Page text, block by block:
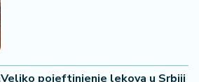
Veliko pojeftinjenje lekova u Srbiji